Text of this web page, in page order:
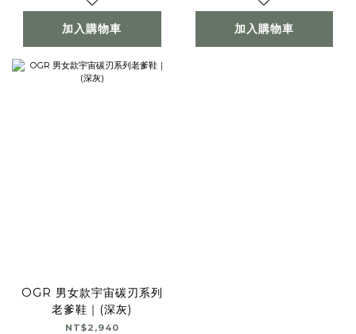
加入購物車 加入購物車
OGR 男女款宇宙碳刃系列
老爹鞋｜(深灰)
NT$2,940